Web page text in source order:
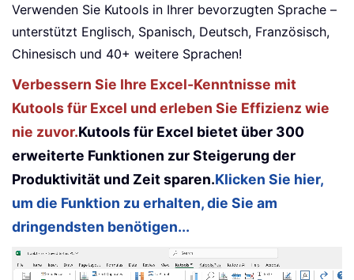
Verwenden Sie Kutools in Ihrer bevorzugten Sprache –
unterstützt Englisch, Spanisch, Deutsch, Französisch,
Chinesisch und 40+ weitere Sprachen!
Verbessern Sie Ihre Excel-Kenntnisse mit
Kutools für Excel und erleben Sie Effizienz wie
nie zuvor.Kutools für Excel bietet über 300
erweiterte Funktionen zur Steigerung der
Produktivität und Zeit sparen.Klicken Sie hier,
um die Funktion zu erhalten, die Sie am
dringendsten benötigen...